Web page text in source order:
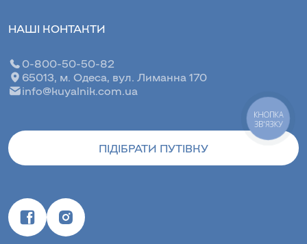
НАШІ КОНТАКТИ
0-800-50-50-82
65013, м. Одеса, вул. Лиманна 170
info@kuyalnik.com.ua
ПІДІБРАТИ ПУТІВКУ
КНОПКА
ЗВ'ЯЗКУ